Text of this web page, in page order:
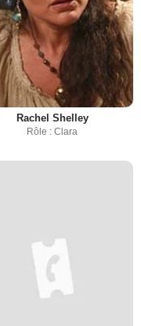
Rachel Shelley
Rôle : Clara